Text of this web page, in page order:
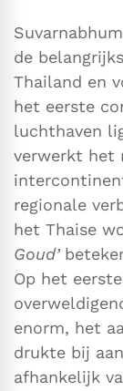
de
Thailand en
het eerste
luchthaven
verwerkt het
regionale
het Thaise
Goud’
Op het
enorm, het
drukte bij
afhankelijk